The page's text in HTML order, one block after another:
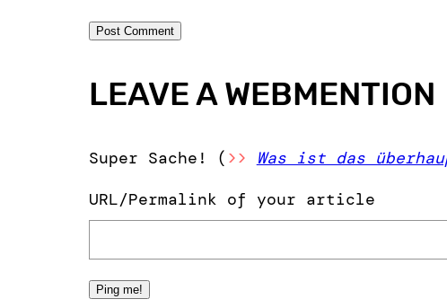
LEAVE A WEBMENTION
Super Sache! ( >> Was ist das
URL/Permalink of your article